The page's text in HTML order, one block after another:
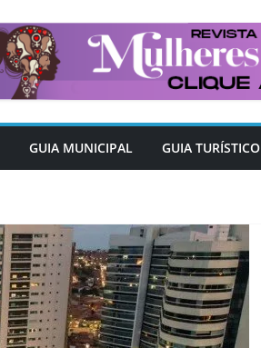
GUIA MUNICIPAL GUIA TURÍSTICO